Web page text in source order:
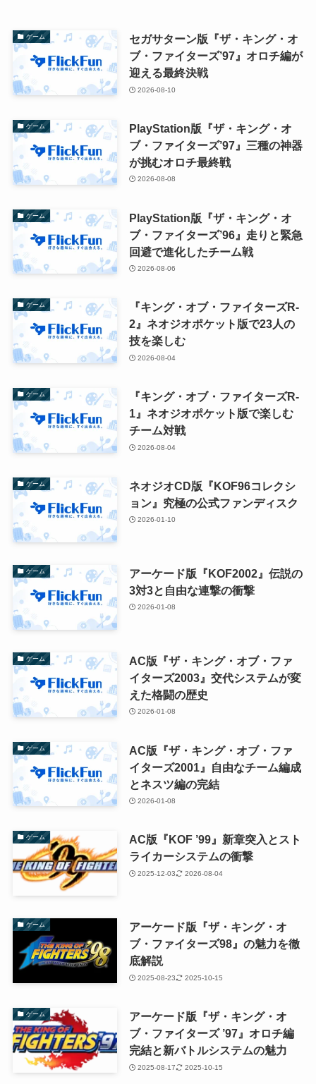
ゲーム
セガサターン版『ザ・キング・オ
ブ・ファイターズ’97』オロチ編が
迎える最終決戦
2026-08-10
ゲーム
PlayStation版『ザ・キング・オ
ブ・ファイターズ’97』三種の神器
が挑むオロチ最終戦
2026-08-08
ゲーム
PlayStation版『ザ・キング・オ
ブ・ファイターズ’96』走りと緊急
回避で進化したチーム戦
2026-08-06
ゲーム
『キング・オブ・ファイターズR-
2』ネオジオポケット版で23人の
技を楽しむ
2026-08-04
ゲーム
『キング・オブ・ファイターズR-
1』ネオジオポケット版で楽しむ
チーム対戦
2026-08-04
ゲーム
ネオジオCD版『KOF96コレクシ
ョン』究極の公式ファンディスク
2026-01-10
ゲーム
アーケード版『KOF2002』伝説の
3対3と自由な連撃の衝撃
2026-01-08
ゲーム
AC版『ザ・キング・オブ・ファ
イターズ2003』交代システムが変
えた格闘の歴史
2026-01-08
ゲーム
AC版『ザ・キング・オブ・ファ
イターズ2001』自由なチーム編成
とネスツ編の完結
2026-01-08
ゲーム
AC版『KOF ’99』新章突入とスト
ライカーシステムの衝撃
2025-12-03 2026-08-04
ゲーム
アーケード版『ザ・キング・オ
ブ・ファイターズ98』の魅力を徹
底解説
2025-08-23 2025-10-15
ゲーム
アーケード版『ザ・キング・オ
ブ・ファイターズ ’97』オロチ編
完結と新バトルシステムの魅力
2025-08-17 2025-10-15